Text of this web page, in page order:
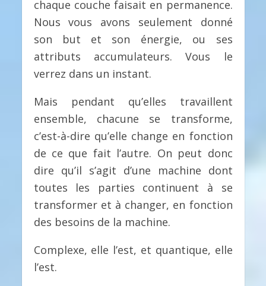
chaque couche faisait en permanence.
Nous vous avons seulement donné
son but et son énergie, ou ses
attributs accumulateurs. Vous le
verrez dans un instant.
Mais pendant qu’elles travaillent
ensemble, chacune se transforme,
c’est-à-dire qu’elle change en fonction
de ce que fait l’autre. On peut donc
dire qu’il s’agit d’une machine dont
toutes les parties continuent à se
transformer et à changer, en fonction
des besoins de la machine.
Complexe, elle l’est, et quantique, elle
l’est.